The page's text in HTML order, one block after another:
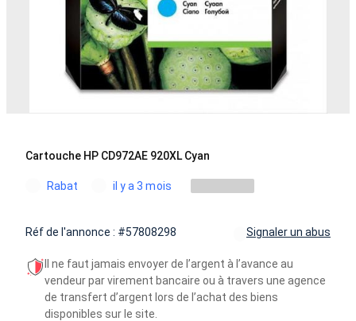
Cartouche HP CD972AE 920XL Cyan
Rabat il y a 3 mois
Réf de l'annonce : #57808298 Signaler un abus
Il ne faut jamais envoyer de l’argent à l’avance au
vendeur par virement bancaire ou à travers une agence
de transfert d’argent lors de l’achat des biens
disponibles sur le site.